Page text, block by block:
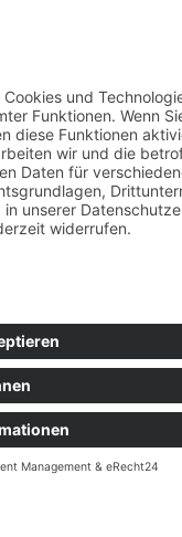
spezialisierte
erfahrenen
fundierter
Verteidigungen
die erhöhten
Anwendung